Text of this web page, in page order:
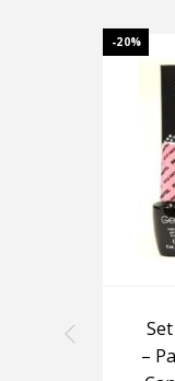
-20%
–